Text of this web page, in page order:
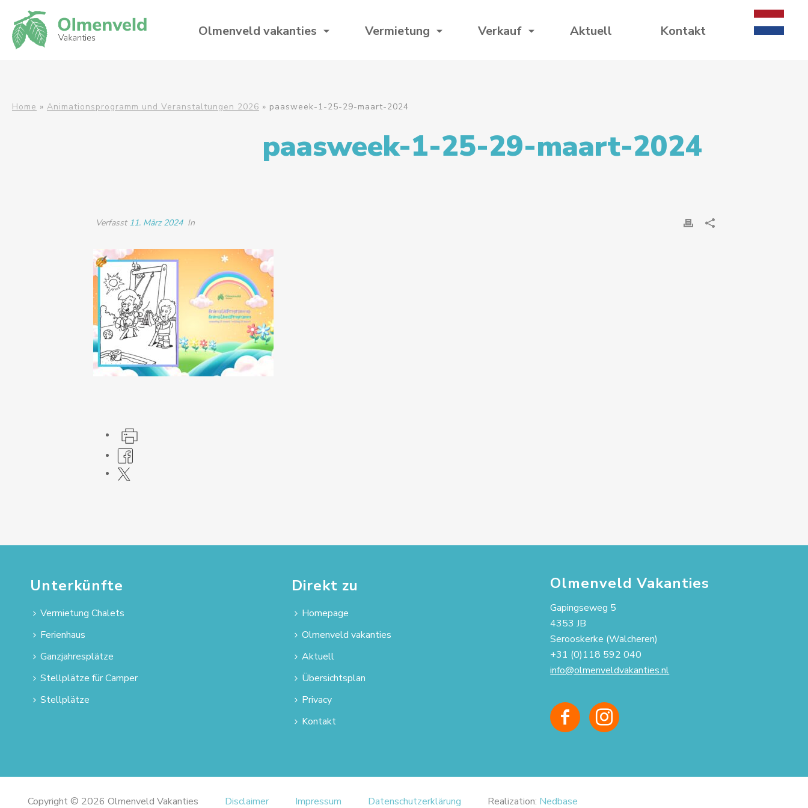
Olmenveld vakanties Vermietung Verkauf Aktuell Kontakt
Home » Animationsprogramm und Veranstaltungen 2026 » paasweek-1-25-29-maart-2024
paasweek-1-25-29-maart-2024
Verfasst 11. März 2024 In
Unterkünfte
Vermietung Chalets
Ferienhaus
Ganzjahresplätze
Stellplätze für Camper
Stellplätze
Direkt zu
Homepage
Olmenveld vakanties
Aktuell
Übersichtsplan
Privacy
Kontakt
Olmenveld Vakanties
Gapingseweg 5
4353 JB
Serooskerke (Walcheren)
+31 (0)118 592 040
info@olmenveldvakanties.nl
Copyright © 2026 Olmenveld Vakanties Disclaimer Impressum Datenschutzerklärung Realization: Nedbase